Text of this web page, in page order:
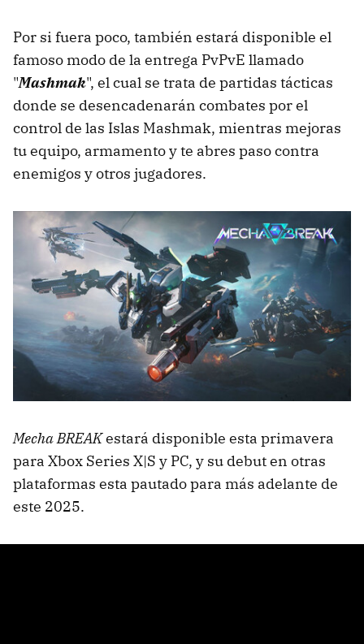
Por si fuera poco, también estará disponible el
famoso modo de la entrega PvPvE llamado
"Mashmak", el cual se trata de partidas tácticas
donde se desencadenarán combates por el
control de las Islas Mashmak, mientras mejoras
tu equipo, armamento y te abres paso contra
enemigos y otros jugadores.
Mecha BREAKestará disponible esta primavera
para Xbox Series X|S y PC, y su debut en otras
plataformas esta pautado para más adelante de
este 2025.